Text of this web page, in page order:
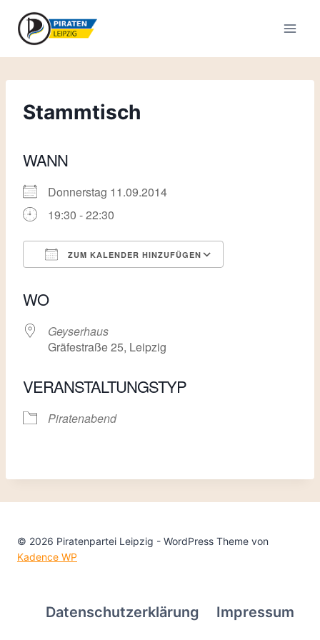
Inhalt
springen
Stammtisch
WANN
Donnerstag 11.09.2014
19:30 - 22:30
ZUM KALENDER HINZUFÜGEN
WO
Geyserhaus
Gräfestraße 25, Leipzig
VERANSTALTUNGSTYP
Piratenabend
© 2026 Piratenpartei Leipzig - WordPress Theme von
Kadence WP
Datenschutzerklärung Impressum